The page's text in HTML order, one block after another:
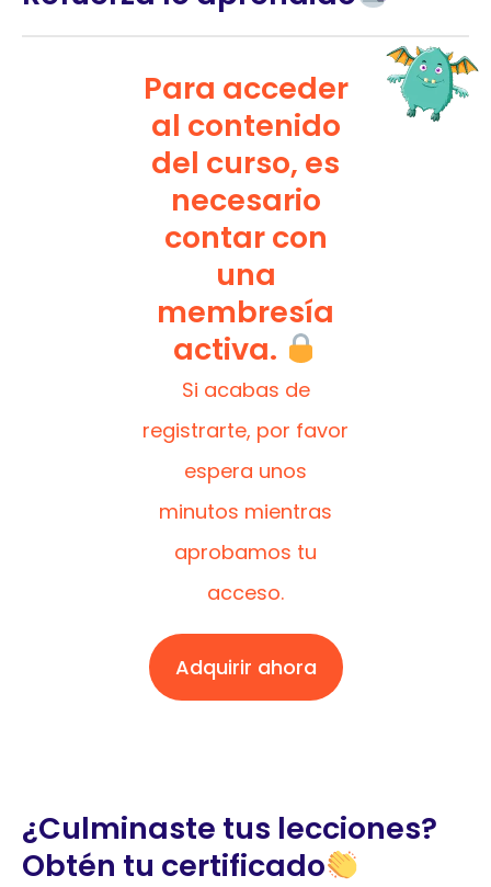
Para acceder
al contenido
del curso, es
necesario
contar con
una
membresía
activa.
Si acabas de
registrarte, por favor
espera unos
minutos mientras
aprobamos tu
acceso.
Adquirir ahora
¿Culminaste tus lecciones?
Obtén tu certificado